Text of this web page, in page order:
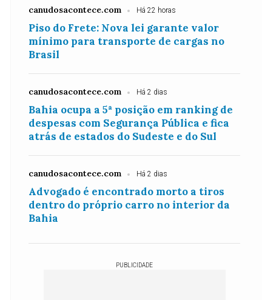
canudosacontece.com Há 22 horas
Piso do Frete: Nova lei garante valor
mínimo para transporte de cargas no
Brasil
canudosacontece.com Há 2 dias
Bahia ocupa a 5ª posição em ranking de
despesas com Segurança Pública e fica
atrás de estados do Sudeste e do Sul
canudosacontece.com Há 2 dias
Advogado é encontrado morto a tiros
dentro do próprio carro no interior da
Bahia
PUBLICIDADE